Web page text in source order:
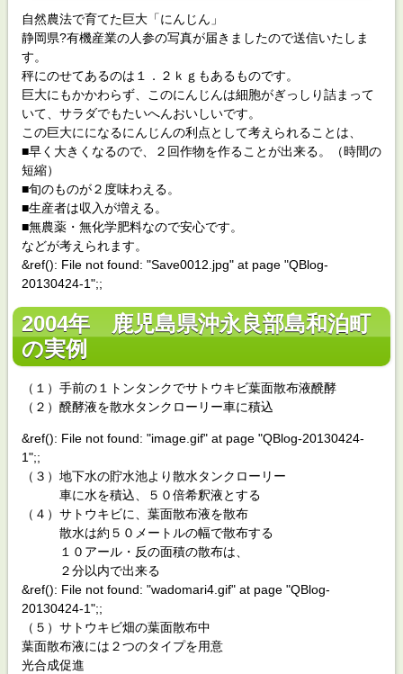
自然農法で育てた巨大「にんじん」
静岡県?有機産業の人参の写真が届きましたので送信いたしま
す。
秤にのせてあるのは１．２ｋｇもあるものです。
巨大にもかかわらず、このにんじんは細胞がぎっしり詰まって
いて、サラダでもたいへんおいしいです。
この巨大にになるにんじんの利点として考えられることは、
■早く大きくなるので、２回作物を作ることが出来る。（時間の
短縮）
■旬のものが２度味わえる。
■生産者は収入が増える。
■無農薬・無化学肥料なので安心です。
などが考えられます。
&ref(): File not found: "Save0012.jpg" at page "QBlog-
20130424-1";;
2004年 鹿児島県沖永良部島和泊町
の実例
（１）手前の１トンタンクでサトウキビ葉面散布液醗酵
（２）醗酵液を散水タンクローリー車に積込
&ref(): File not found: "image.gif" at page "QBlog-20130424-
1";;
（３）地下水の貯水池より散水タンクローリー
車に水を積込、５０倍希釈液とする
（４）サトウキビに、葉面散布液を散布
散水は約５０メートルの幅で散布する
１０アール・反の面積の散布は、
２分以内で出来る
&ref(): File not found: "wadomari4.gif" at page "QBlog-
20130424-1";;
（５）サトウキビ畑の葉面散布中
葉面散布液には２つのタイプを用意
光合成促進